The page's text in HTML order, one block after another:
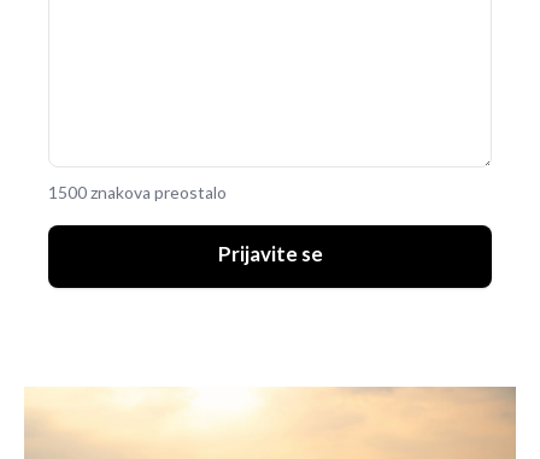
1500 znakova preostalo
Prijavite se